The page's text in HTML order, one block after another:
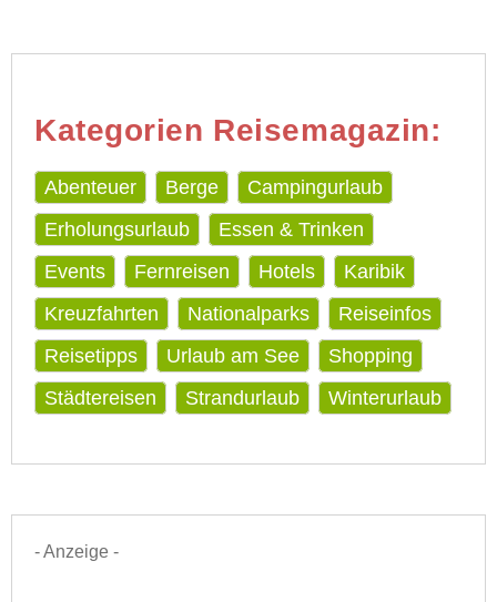
Kategorien Reisemagazin:
Abenteuer Berge
Campingurlaub
Erholungsurlaub
Essen & Trinken
Events
Fernreisen Hotels
Karibik
Kreuzfahrten
Nationalparks
Reiseinfos
Reisetipps
Urlaub am See
Shopping
Städtereisen
Strandurlaub Winterurlaub
- Anzeige -